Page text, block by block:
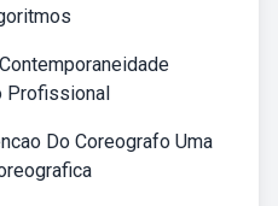
Profissional
Do Coreografo Uma